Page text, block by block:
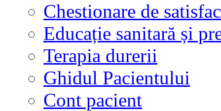
Chestionare de
Educație sanitară și
Terapia durerii
Ghidul Pacientului
Cont pacient